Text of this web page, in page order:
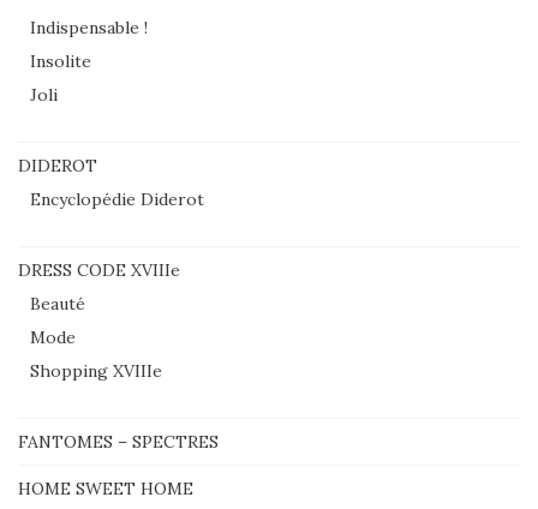
Indispensable !
Insolite
Joli
DIDEROT
Encyclopédie Diderot
DRESS CODE XVIIIe
Beauté
Mode
Shopping XVIIIe
FANTOMES – SPECTRES
HOME SWEET HOME